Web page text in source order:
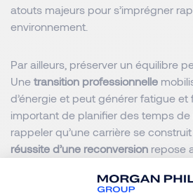
atouts majeurs pour s’imprégner
environnement.
Par ailleurs, préserver un équilibre
Une transition professionnelle
d’énergie et peut générer fatigue et
important de planifier des temps
rappeler qu’une carrière se
réussite d’une reconversion repose